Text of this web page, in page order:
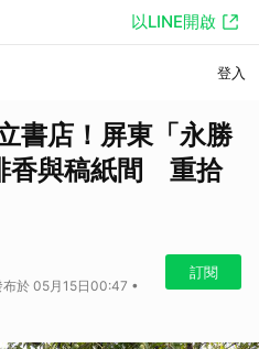
以LINE開啟
登入
書店！屏東「永勝
香與稿紙間 重拾
於 05月15日00:47 •
訂閱